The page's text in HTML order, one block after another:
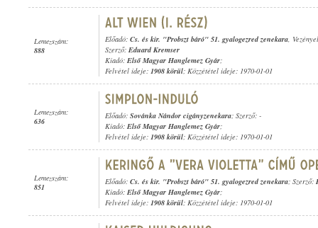
Lemezszám:
888
Előadó: Cs. és kir. "Probszt báró" 51. gyalogezred zenekara,
Szerző: Eduard Kremser
Kiadó: Első Magyar Hanglemez Gyár;
Felvétel ideje: 1908 körül; Közzététel ideje: 1970-01-01
Lemezszám:
636
Előadó: Sovánka Nándor cigányzenekara; Szerző: -
Kiadó: Első Magyar Hanglemez Gyár;
Felvétel ideje: 1908 körül; Közzététel ideje: 1970-01-01
Lemezszám:
851
Előadó: Cs. és kir. "Probszt báró" 51. gyalogezred zenekara; Szerző:
Kiadó: Első Magyar Hanglemez Gyár;
Felvétel ideje: 1908 körül; Közzététel ideje: 1970-01-01